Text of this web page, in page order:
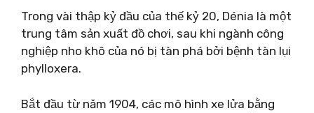
Trong vài thập kỷ đầu của thế kỷ 20, Dénia là một
trung tâm sản xuất đồ chơi, sau khi ngành công
nghiệp nho khô của nó bị tàn phá bởi bệnh tàn lụi
phylloxera.
Bắt đầu từ năm 1904, các mô hình xe lửa bằng